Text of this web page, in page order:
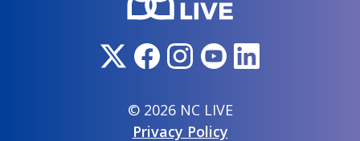
© 2026 NC LIVE
Privacy Policy